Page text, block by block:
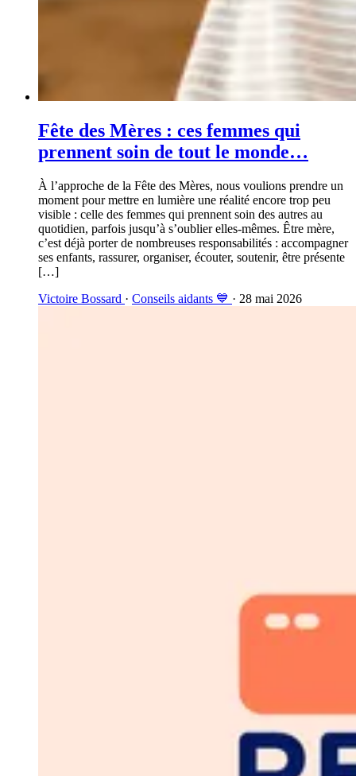
Fête des Mères : ces femmes qui
prennent soin de tout le monde…
À l’approche de la Fête des Mères, nous voulions prendre un
moment pour mettre en lumière une réalité encore trop peu
visible : celle des femmes qui prennent soin des autres au
quotidien, parfois jusqu’à s’oublier elles-mêmes. Être mère,
c’est déjà porter de nombreuses responsabilités : accompagner
ses enfants, rassurer, organiser, écouter, soutenir, être présente
[…]
Victoire Bossard · Conseils aidants 💙 · 28 mai 2026